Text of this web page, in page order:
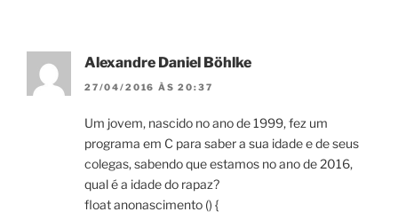
Alexandre Daniel Böhlke
27/04/2016 ÀS 20:37
Um jovem, nascido no ano de 1999, fez um
programa em C para saber a sua idade e de seus
colegas, sabendo que estamos no ano de 2016,
qual é a idade do rapaz?
float anonascimento () {